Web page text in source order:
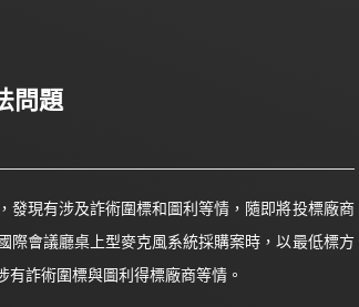
問題
現有涉及詐術圍標和圖利等情，隨即將投標廠商
際會議廳桌上型麥克風系統採購案時，以最低標方
詐術圍標與圖利得標廠商等情。